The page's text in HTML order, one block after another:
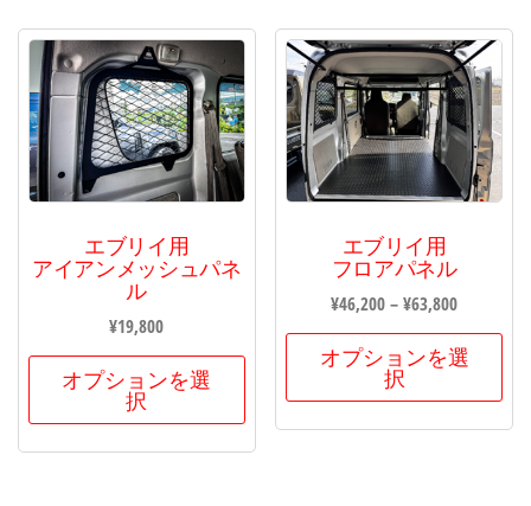
エブリイ用
アイアンメッシュパネ
ル
¥19,800
オプションを選
択
エブリイ用
フロアパネル
¥46,200–¥63,800
オプションを選
択